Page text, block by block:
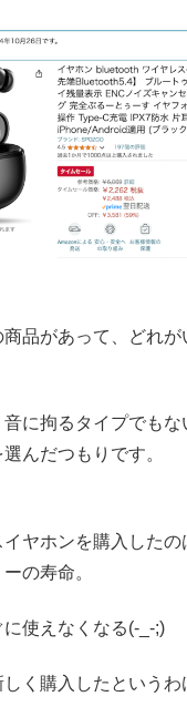
品があって、どれ
に拘るタイプでも
んだつもりです。
ヤホンを購入したの
の寿命。
使えなくなる(-_-;)
しく購入したという